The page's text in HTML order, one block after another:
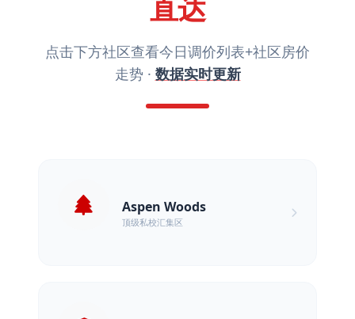
直达
点击下方社区查看今日调价列表+社区房价
走势 · 数据实时更新
Aspen Woods
顶级私校汇集区